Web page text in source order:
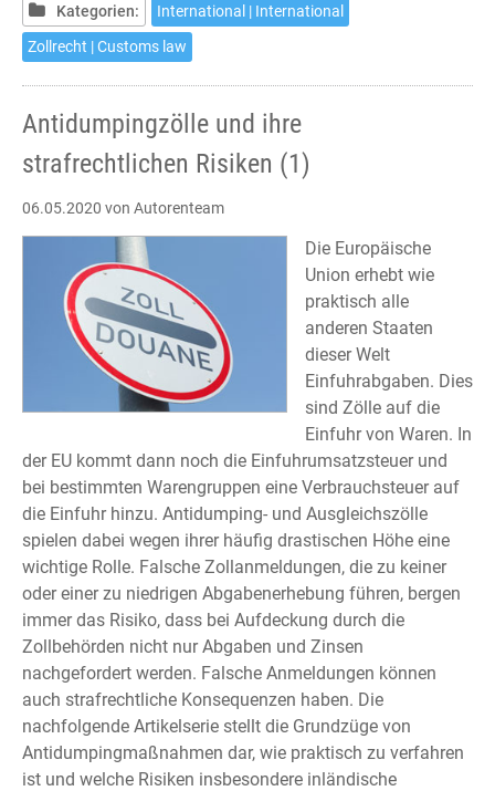
(2)
Kategorien:
International | International
Zollrecht | Customs law
Antidumpingzölle und ihre
strafrechtlichen Risiken (1)
06.05.2020 von Autorenteam
Die Europäische
Union erhebt wie
praktisch alle
anderen Staaten
dieser Welt
Einfuhrabgaben. Dies
sind Zölle auf die
Einfuhr von Waren. In
der EU kommt dann noch die Einfuhrumsatzsteuer und
bei bestimmten Warengruppen eine Verbrauchsteuer auf
die Einfuhr hinzu. Antidumping- und Ausgleichszölle
spielen dabei wegen ihrer häufig drastischen Höhe eine
wichtige Rolle. Falsche Zollanmeldungen, die zu keiner
oder einer zu niedrigen Abgabenerhebung führen, bergen
immer das Risiko, dass bei Aufdeckung durch die
Zollbehörden nicht nur Abgaben und Zinsen
nachgefordert werden. Falsche Anmeldungen können
auch strafrechtliche Konsequenzen haben. Die
nachfolgende Artikelserie stellt die Grundzüge von
Antidumpingmaßnahmen dar, wie praktisch zu verfahren
ist und welche Risiken insbesondere inländische